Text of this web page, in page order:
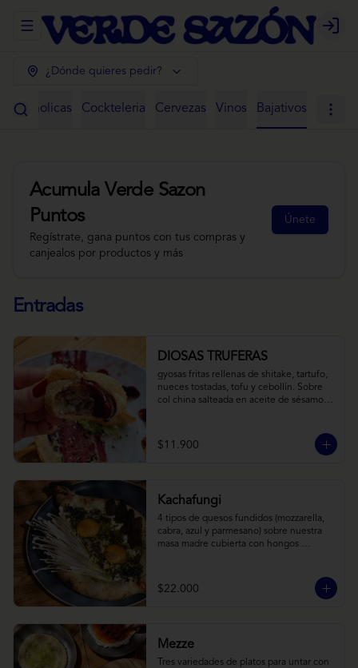
Abrir menu de navegación Login
¿Dónde quieres pedir?
Alcoholicas Cockteleria Cervezas Vinos Bajativos
Acumula Verde Sazon
Puntos
Regístrate, gana puntos con tus compras y
canjealos por productos y más
Únete
Entradas
DIOSAS TRUFERAS
gyosas fritas rellenas de shitake, tartufo,
nueces tostadas, tofu y cebollín. Sobre
col china salteada en aceite de sésamo,
$11.900
Kachafungi
4 tipos de quesos fundidos (mozzarella,
cabra, azul y parmesano) sobre nuestra
masa madre cubierta con hongos
frescas y pequeños toques de
chimichurri.
$22.000
Mezze
Tres variedades de platos para untar con